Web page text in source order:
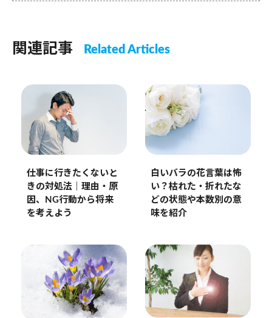
関連記事 Related Articles
仕事に行きたくないと
きの対処法｜理由・原
因、NG行動から将来
を考えよう
白いバラの花言葉は怖
い？枯れた・折れたな
どの状態や本数別の意
味を紹介